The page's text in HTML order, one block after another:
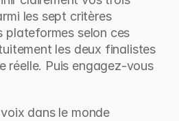
les sept critères
plateformes selon ces
les deux finalistes
réelle. Puis engagez-vous
dans le monde